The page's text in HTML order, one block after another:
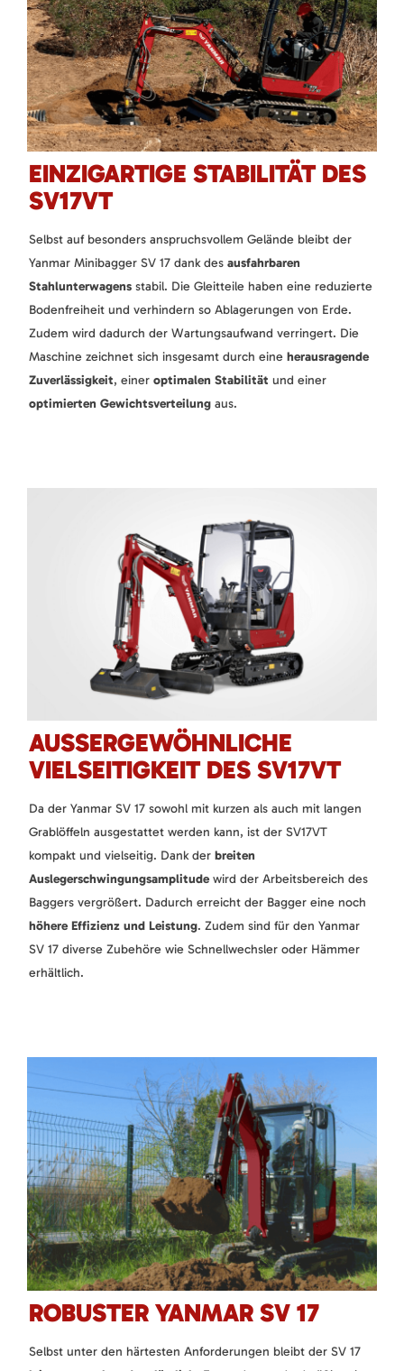
EINZIGARTIGE STABILITÄT DES
SV17VT
Selbst auf besonders anspruchsvollem Gelände bleibt der
Yanmar Minibagger SV 17 dank des ausfahrbaren
Stahlunterwagens stabil. Die Gleitteile haben eine reduzierte
Bodenfreiheit und verhindern so Ablagerungen von Erde.
Zudem wird dadurch der Wartungsaufwand verringert. Die
Maschine zeichnet sich insgesamt durch eine herausragende
Zuverlässigkeit, einer optimalen Stabilität und einer
optimierten Gewichtsverteilung aus.
AUSSERGEWÖHNLICHE V
IELSEITIGKEIT DES SV17VT
Da der Yanmar SV 17 sowohl mit kurzen als auch mit langen
Grablöffeln ausgestattet werden kann, ist der SV17VT
kompakt und vielseitig. Dank der breiten
Auslegerschwingungsamplitudewird der Arbeitsbereich des
Baggers vergrößert. Dadurch erreicht der Bagger eine noch
höhere Effizienz und Leistung. Zudem sind für den Yanmar
SV 17 diverse Zubehöre wie Schnellwechsler oder Hämmer
erhältlich.
ROBUSTER YANMAR SV 17
Selbst unter den härtesten Anforderungen bleibt der SV 17